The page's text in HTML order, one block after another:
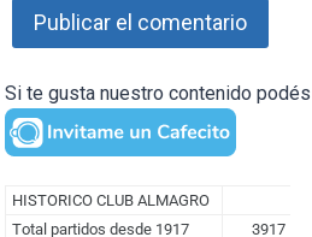
Si te gusta nuestro contenido podés